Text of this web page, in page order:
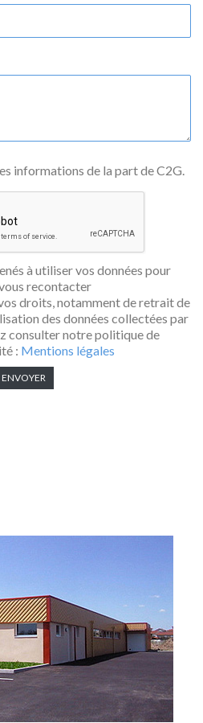
informations de la part de C2G.
à utiliser vos données pour
recontacter
droits, notamment de retrait de
des données collectées par
consulter notre politique de
: Mentions légales